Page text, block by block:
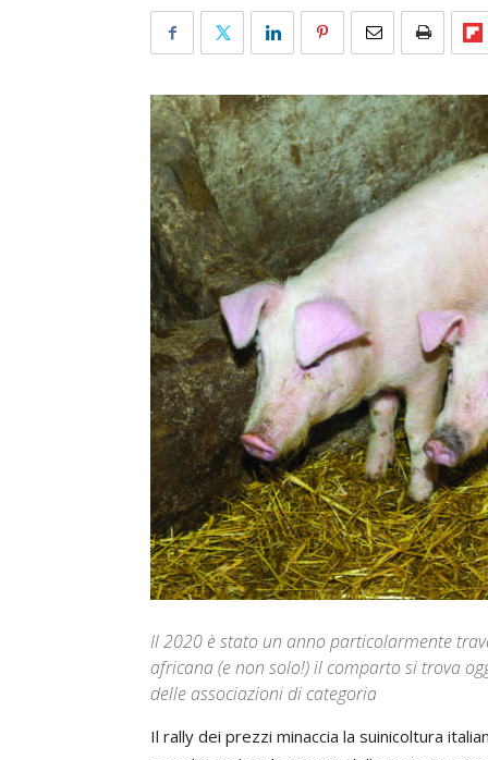
Il 2020 è stato un anno particolarmente
africana (e non solo!) il comparto si trova
delle associazioni di categoria
Il rally dei prezzi minaccia la suinicoltura